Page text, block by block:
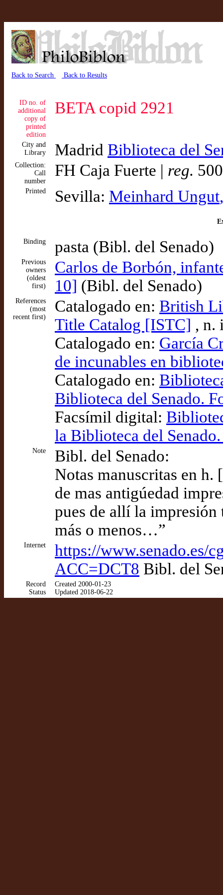
Back to Search Back to Results
ID no. of
additional
copy of
printed
edition
BETA copid 2921
City and
Library
Madrid Biblioteca del
Collection:
Call
number
FH Caja Fuerte | reg.
Printed Sevilla: Meinhard Ungut
Binding pasta (Bibl. del Senado)
Previous
owners
(oldest
first)
Carlos de Borbón,
10] (Bibl. del Senado)
References
(most
recent first)
Catalogado en: British
Title Catalog [ISTC] , n.
Catalogado en: García
de incunables en
Catalogado en:
Biblioteca del Senado.
Facsímil digital:
la Biblioteca del
Note
Bibl. del Senado:
Notas manuscritas en h.
de mas antigúedad
pues de allí la
más o menos…”
Internet
https://www.senado.es/
ACC=DCT8 Bibl. del
Record
Status
Created 2000-01-23
Updated 2018-06-22